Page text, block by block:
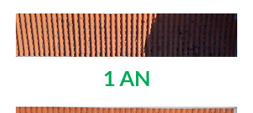
1 AN